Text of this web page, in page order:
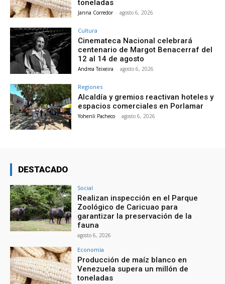
toneladas
Janna Corredor - agosto 6, 2026
Cultura
Cinemateca Nacional celebrará
centenario de Margot Benacerraf del
12 al 14 de agosto
Andrea Teixeira - agosto 6, 2026
Regiones
Alcaldía y gremios reactivan hoteles y
espacios comerciales en Porlamar
Yohenli Pacheco - agosto 6, 2026
DESTACADO
Social
Realizan inspección en el Parque
Zoológico de Caricuao para
garantizar la preservación de la
fauna
agosto 6, 2026
Economía
Producción de maíz blanco en
Venezuela supera un millón de
toneladas